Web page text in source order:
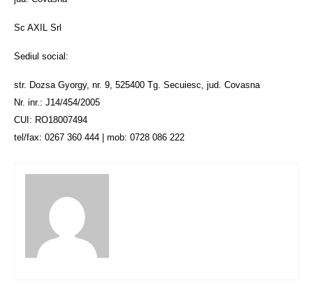
Sc AXIL Srl
Sediul social:
str. Dozsa Gyorgy, nr. 9, 525400 Tg. Secuiesc, jud. Covasna
Nr. inr.: J14/454/2005
CUI: RO18007494
tel/fax: 0267 360 444 | mob: 0728 086 222